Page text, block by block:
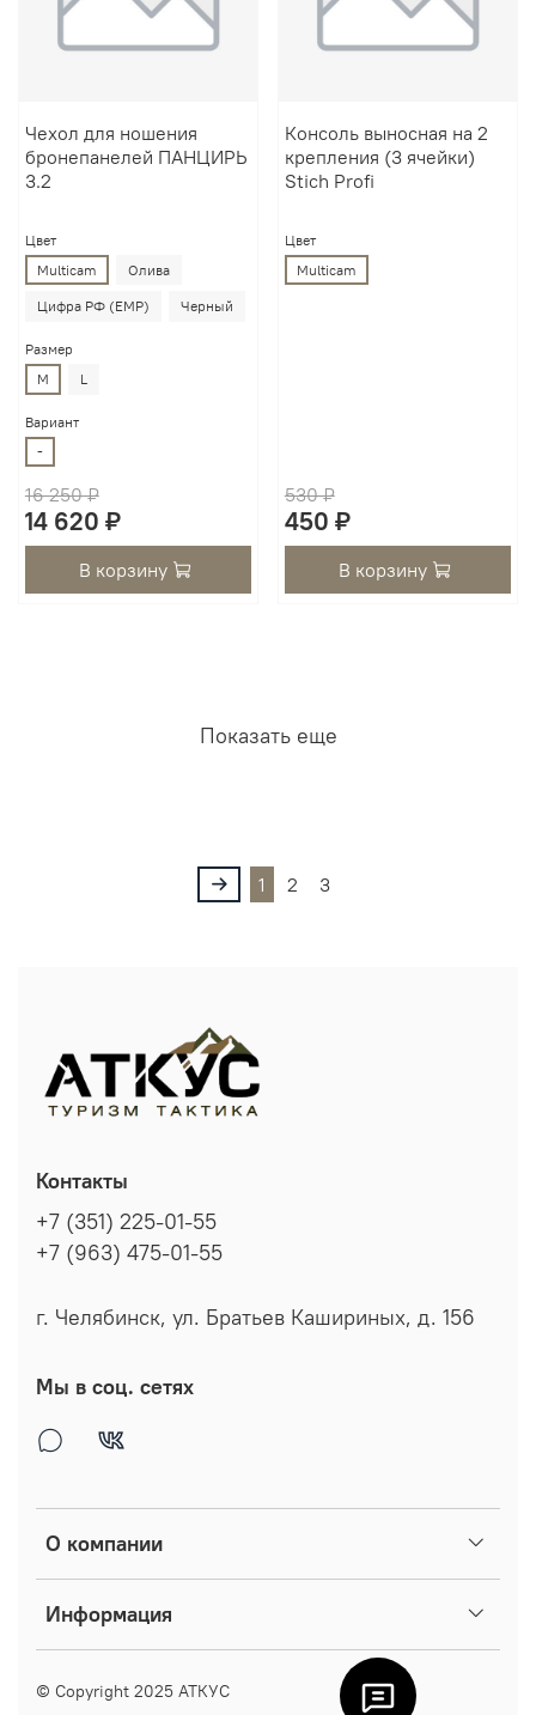
Чехол для ношения
бронепанелей ПАНЦИРЬ
3.2
Цвет
Multicam
Олива
Цифра РФ (EMP) Черный
Размер
M
L
Вариант
-
16 250 ₽
14 620 ₽
В корзину
Консоль выносная на 2
крепления (3 ячейки)
Stich Profi
Цвет
Multicam
530 ₽
450 ₽
В корзину
Показать еще
1 2 3
О компании
Информация
Контакты
+7 (351) 225-01-55
+7 (963) 475-01-55
г. Челябинск, ул. Братьев Кашириных, д. 156
Мы в соц. сетях
© Copyright 2025 АТКУС